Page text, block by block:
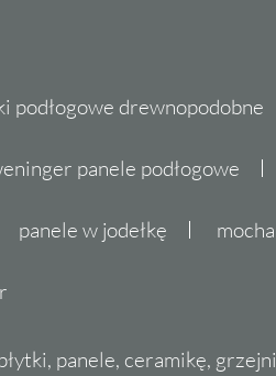
podłogowe drewnopodobne
panele podłogowe
panele w jodełkę
panele, ceramikę,